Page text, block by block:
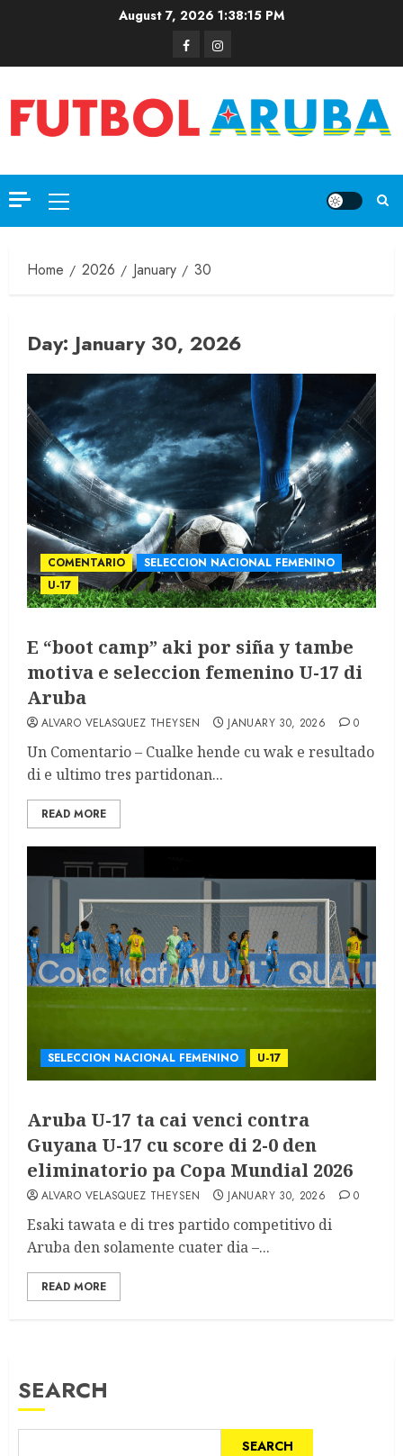
August 7, 2026 1:38:16 PM
Home 2026 January 30
Day: January 30, 2026
COMENTARIO
SELECCION NACIONAL FEMENINO
U-17
E “boot camp” aki por siña y tambe
motiva e seleccion femenino U-17 di
Aruba
ALVARO VELASQUEZ THEYSEN JANUARY 30, 2026 0
Un Comentario – Cualke hende cu wak e resultado
di e ultimo tres partidonan...
READ MORE
SELECCION NACIONAL FEMENINO U-17
Aruba U-17 ta cai venci contra
Guyana U-17 cu score di 2-0 den
eliminatorio pa Copa Mundial 2026
ALVARO VELASQUEZ THEYSEN JANUARY 30, 2026 0
Esaki tawata e di tres partido competitivo di
Aruba den solamente cuater dia –...
READ MORE
SEARCH
SEARCH